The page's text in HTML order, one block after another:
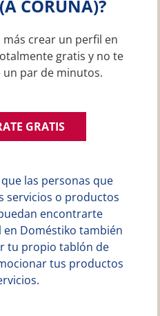
CORUÑA)?
crear un perfil en
gratis y no te
un par de minutos.
GRATIS
las personas que
servicios o productos
encontrarte
Doméstiko también
tu propio tablón de
tus productos